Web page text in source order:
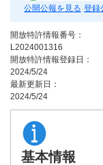
公開公報を見る 登録
開放特許情報番号：
L2024001316
開放特許情報登録日：
2024/5/24
最新更新日：
2024/5/24
基本情報